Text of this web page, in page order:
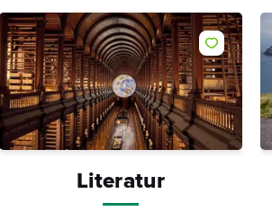
Like
Literatur